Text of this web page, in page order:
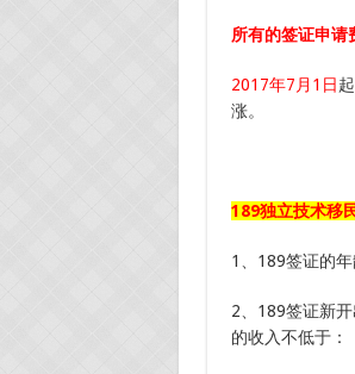
所有的签证申请
2017年7月1日
涨。
189独立技术移
1、189签证的
2、189签证新
的收入不低于：